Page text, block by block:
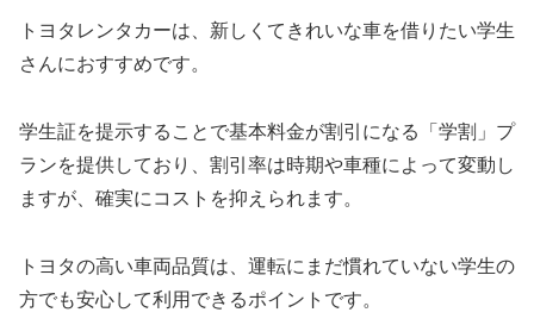
トヨタレンタカーは、新しくてきれいな車を借りたい学生
さんにおすすめです。
学生証を提示することで基本料金が割引になる「学割」プ
ランを提供しており、割引率は時期や車種によって変動し
ますが、確実にコストを抑えられます。
トヨタの高い車両品質は、運転にまだ慣れていない学生の
方でも安心して利用できるポイントです。